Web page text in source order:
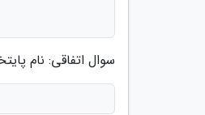
سوال اتفاقی: نام